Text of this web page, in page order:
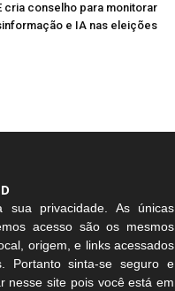
cria conselho para monitorar
e IA nas eleições
sua privacidade. As únicas
acesso são os mesmos
origem, e links acessados
Portanto sinta-se seguro e
nesse site pois você está em